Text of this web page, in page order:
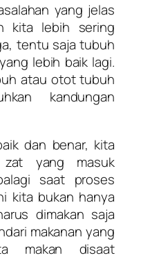
yang jelas
kita lebih sering
tentu saja tubuh
lebih baik lagi.
atau otot tubuh
kandungan
dan benar, kita
zat yang masuk
saat proses
kita bukan hanya
dimakan saja
makanan yang
makan disaat